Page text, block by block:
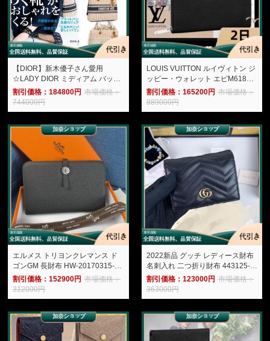
【DIOR】新木優子さん愛用
☆LADY DIOR ミディアム バッグ-
加奈ショップ
割引価格：184800円 市場価格：
744000円
LOUIS VUITTON ルイヴィトン ジ
ッピー・ウォレット エピM61857-
加奈ショップ
割引価格：165200円 市場価格：
889000円
エルメス トリヨンクレマンス ド
ゴンGM 長財布 HW-20170315-
18-加奈ショップ
割引価格：152900円 市場価格：
312000円
2022新品 グッチ レディース財布
名刺入れ 二つ折り財布 443125-4-
加奈ショップ
割引価格：123000円 市場価格：
363000円